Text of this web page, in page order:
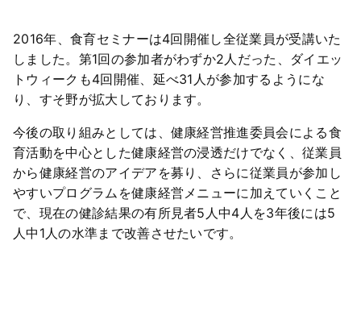
2016年、食育セミナーは4回開催し全従業員が受講いた
しました。第1回の参加者がわずか2人だった、ダイエッ
トウィークも4回開催、延べ31人が参加するようにな
り、すそ野が拡大しております。
今後の取り組みとしては、健康経営推進委員会による食
育活動を中心とした健康経営の浸透だけでなく、従業員
から健康経営のアイデアを募り、さらに従業員が参加し
やすいプログラムを健康経営メニューに加えていくこと
で、現在の健診結果の有所見者5人中4人を3年後には5
人中1人の水準まで改善させたいです。